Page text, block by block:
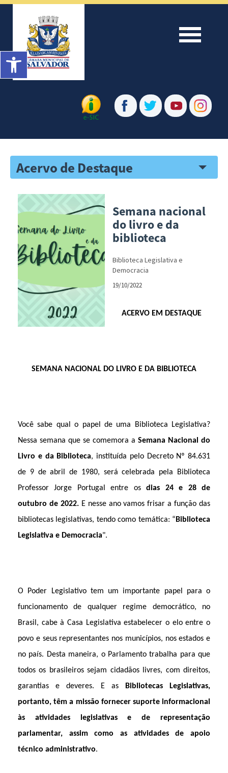
Menu
Acervo de Destaque
Semana nacional
do livro e da
biblioteca
Biblioteca Legislativa e
Democracia
19/10/2022
ACERVO EM DESTAQUE
SEMANA NACIONAL DO LIVRO E DA BIBLIOTECA
Você sabe qual o papel de uma Biblioteca Legislativa?
Nessa semana que se comemora a Semana Nacional do
Livro e da Biblioteca, instituída pelo Decreto Nº 84.631
de 9 de abril de 1980, será celebrada pela Biblioteca
Professor Jorge Portugal entre osdias 24 e 28 de
outubro de 2022. E nesse ano vamos frisar a função das
bibliotecas legislativas, tendo como temática: “ Biblioteca
Legislativa e Democracia".
O Poder Legislativo tem um importante papel para o
funcionamento de qualquer regime democrático, no
Brasil, cabe à Casa Legislativa estabelecer o elo entre o
povo e seus representantes nos municípios, nos estados e
no país. Desta maneira, o Parlamento trabalha para que
todos os brasileiros sejam cidadãos livres, com direitos,
garantias e deveres. E as
Bibliotecas Legislativas,
portanto, têm a missão fornecer suporte informacional
às atividades legislativas e de representação
parlamentar, assim como as atividades de apoio
técnico administrativo.
Barra de Ferramentas Aberta